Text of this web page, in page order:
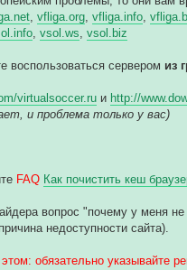
,vfliga.org ,vfliga.info ,
,vsol.ws ,vsol.biz
воспользоваться сервером из
virtualsoccer.ru и http://
и проблема только у вас)
FAQ Как почистить кеш
вопрос "почему у меня не
недоступности сайта).
обязательно указывайте